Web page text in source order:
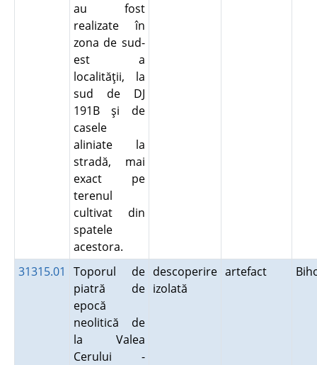
au fost
realizate în
zona de sud-
est a
localităţii, la
sud de DJ
191B şi de
casele
aliniate la
stradă, mai
exact pe
terenul
cultivat din
spatele
acestora.
31315.01
Toporul de
piatră de
epocă
neolitică de
la Valea
Cerului -
descoperire
izolată
artefact